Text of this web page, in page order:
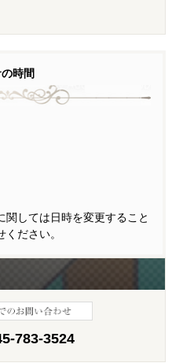
の時間
しては日時を変更すること
ださい。
783-3524